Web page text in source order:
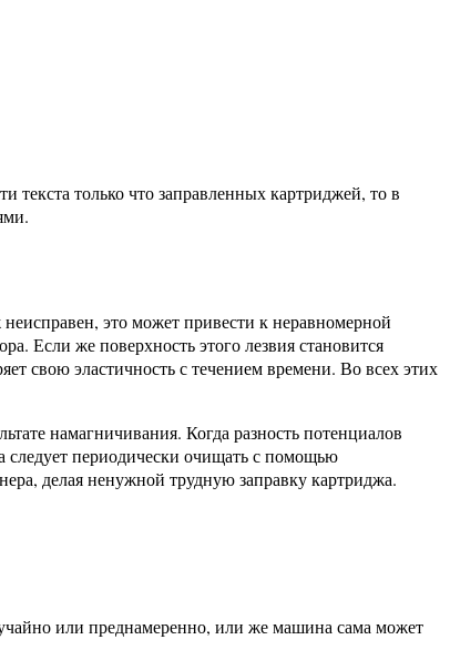
только что заправленных картриджей, то в
это может привести к неравномерной
Если же поверхность этого лезвия становится
свою эластичность с течением времени. Во всех этих
намагничивания. Когда разность потенциалов
следует периодически очищать с помощью
делая ненужной трудную заправку картриджа.
или преднамеренно, или же машина сама может